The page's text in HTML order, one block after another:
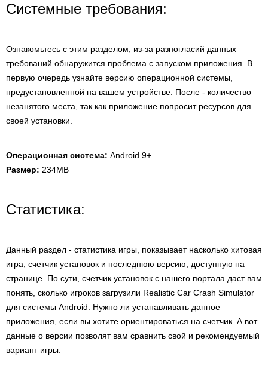
Системные требования:
Ознакомьтесь с этим разделом, из-за разногласий данных
требований обнаружится проблема с запуском приложения. В
первую очередь узнайте версию операционной системы,
предустановленной на вашем устройстве. После - количество
незанятого места, так как приложение попросит ресурсов для
своей установки.
Операционная система: Android 9+
Размер: 234MB
Статистика:
Данный раздел - статистика игры, показывает насколько хитовая
игра, счетчик установок и последнюю версию, доступную на
странице. По сути, счетчик установок с нашего портала даст вам
понять, сколько игроков загрузили Realistic Car Crash Simulator
для системы Android. Нужно ли устанавливать данное
приложения, если вы хотите ориентироваться на счетчик. А вот
данные о версии позволят вам сравнить свой и рекомендуемый
вариант игры.